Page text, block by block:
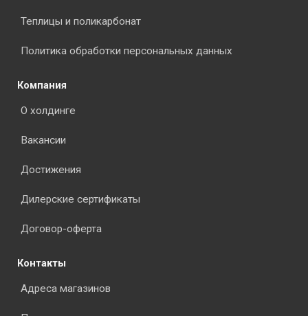
Теплицы и поликарбонат
Политика обработки персональных данных
Компания
О холдинге
Вакансии
Достижения
Дилерские сертификаты
Договор-оферта
Контакты
Адреса магазинов